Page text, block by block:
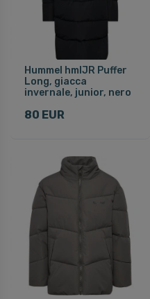
Hummel hmlJR Puffer
Long, giacca
invernale, junior, nero
80 EUR